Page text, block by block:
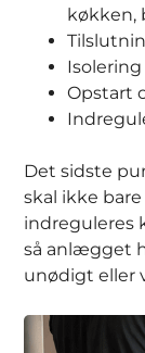
køkken,
Opstart
Det sidste
skal ikke
indreguleres
så anlægget
unødigt eller